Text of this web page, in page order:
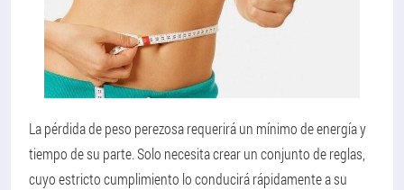
La pérdida de peso perezosa requerirá un mínimo de energía y
tiempo de su parte. Solo necesita crear un conjunto de reglas,
cuyo estricto cumplimiento lo conducirá rápidamente a su